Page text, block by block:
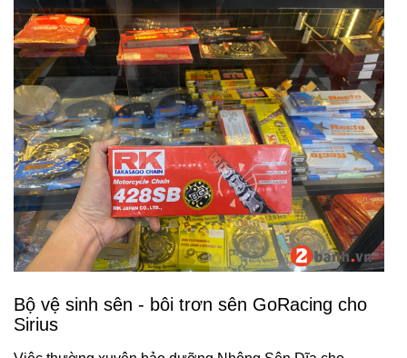
Bộ vệ sinh sên - bôi trơn sên GoRacing cho
Sirius